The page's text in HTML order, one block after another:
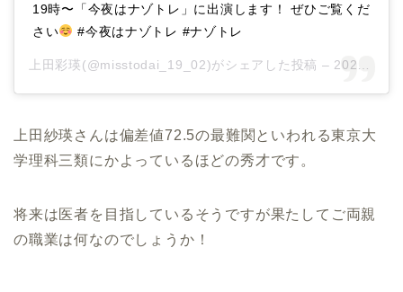
19時〜「今夜はナゾトレ」に出演します！ ぜひご覧くだ
さい
#今夜はナゾトレ #ナゾトレ
上田彩瑛(@misstodai_19_02)がシェアした投稿 – 2020年10月月11日午前5時13分PDT
上田紗瑛さんは偏差値72.5の最難関といわれる東京大
学理科三類にかよっているほどの秀才です。
将来は医者を目指しているそうですが果たしてご両親
の職業は何なのでしょうか！